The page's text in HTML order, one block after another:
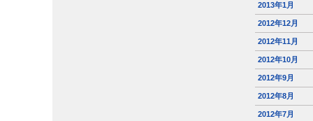
2013年1月
2012年12月
2012年11月
2012年10月
2012年9月
2012年8月
2012年7月